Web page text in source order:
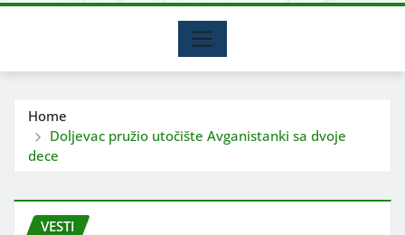
Home
Doljevac pružio utočište Avganistanki sa dvoje
dece
VESTI